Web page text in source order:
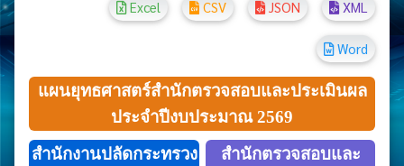
XML
JSON
CSV
Excel
Word
แผนยุทธศาสตร์สำนักตรวจสอบและประเมินผล
ประจำปีงบประมาณ 2569
สำนักงานปลัดกระทรวง
สำนักตรวจสอบและ